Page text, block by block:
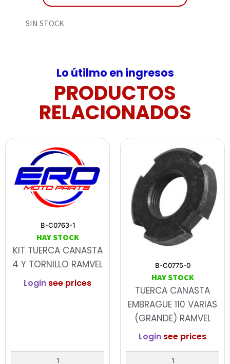
SIN STOCK
Lo útilmo en ingresos
PRODUCTOS
RELACIONADOS
B-C0763-1
HAY STOCK
KIT TUERCA CANASTA
4 Y TORNILLO RAMVEL
Login see prices
B-C0775-0
HAY STOCK
TUERCA CANASTA
EMBRAGUE 110 VARIAS
(GRANDE) RAMVEL
Login see prices